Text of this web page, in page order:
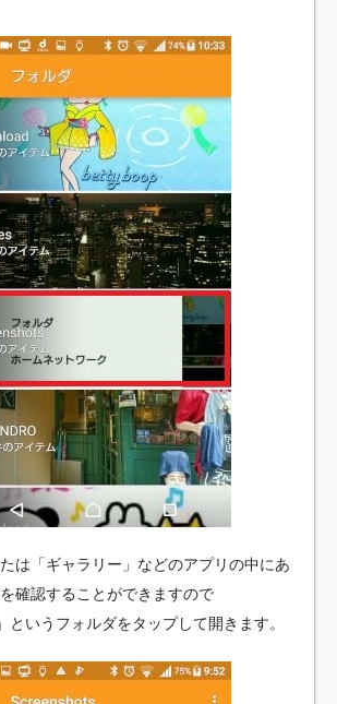
たは「ギャラリー」などのアプリの中にあ
確認することができますので
というフォルダをタップして開きます。